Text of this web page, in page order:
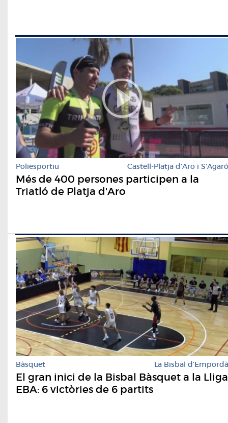
Poliesportiu Castell-Platja d'Aro i S'Agaró
Més de 400 persones participen a la
Triatló de Platja d'Aro
Bàsquet La Bisbal d'Empordà
El gran inici de la Bisbal Bàsquet a la Lliga
EBA: 6 victòries de 6 partits